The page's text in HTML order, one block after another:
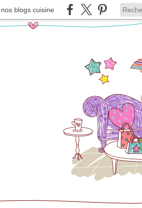
blogs cuisine